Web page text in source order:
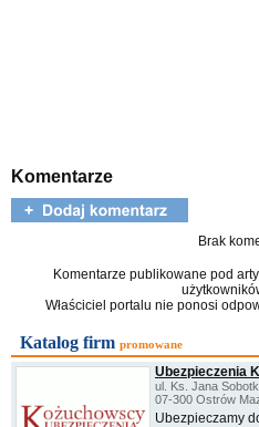
Komentarze
Brak
Komentarze publikowane pod
Właściciel portalu nie ponosi
Katalog firm promowane
Ubezpieczenia
ul. Ks. Jana
07-300 Ostrów
Ubezpieczamy